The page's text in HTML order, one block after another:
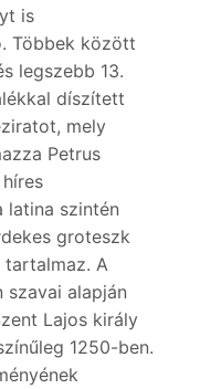
is
Többek között
legszebb 13.
díszített
mely
Petrus
latina szintén
groteszk
tartalmaz. A
alapján
Lajos király
1250-ben.